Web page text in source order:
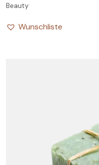
Beauty
Wunschliste